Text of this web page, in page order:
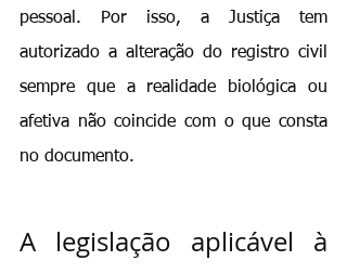
pessoal. Por isso, a Justiça tem
autorizado a alteração do registro civil
sempre que a realidade biológica ou
afetiva não coincide com o que consta
no documento.
A legislação aplicável à